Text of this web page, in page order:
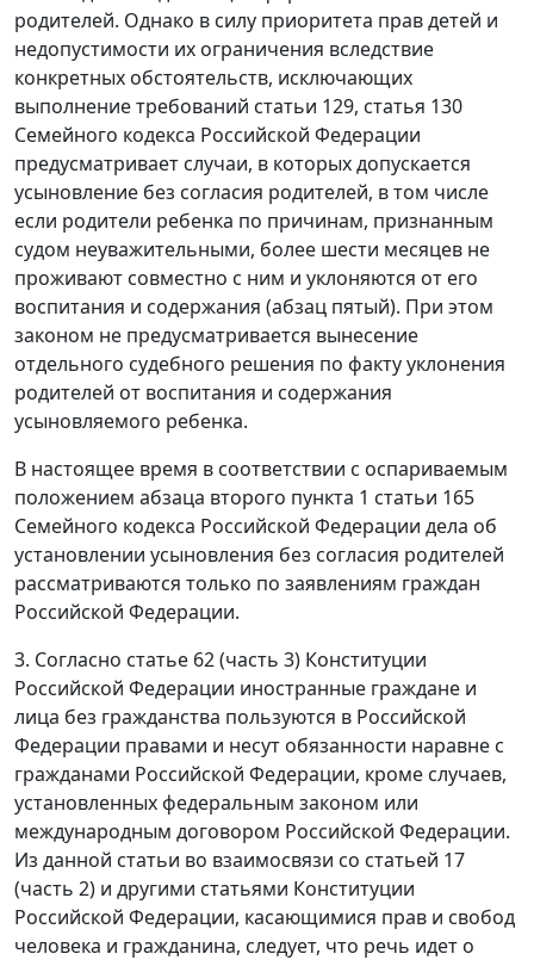
родителей. Однако в силу приоритета прав детей и
недопустимости их ограничения вследствие
конкретных обстоятельств, исключающих
выполнение требований статьи 129, статья 130
Семейного кодекса Российской Федерации
предусматривает случаи, в которых допускается
усыновление без согласия родителей, в том числе
если родители ребенка по причинам, признанным
судом неуважительными, более шести месяцев не
проживают совместно с ним и уклоняются от его
воспитания и содержания (абзац пятый). При этом
законом не предусматривается вынесение
отдельного судебного решения по факту уклонения
родителей от воспитания и содержания
усыновляемого ребенка.
В настоящее время в соответствии с оспариваемым
положением абзаца второго пункта 1 статьи 165
Семейного кодекса Российской Федерации дела об
установлении усыновления без согласия родителей
рассматриваются только по заявлениям граждан
Российской Федерации.
3. Согласно статье 62 (часть 3) Конституции
Российской Федерации иностранные граждане и
лица без гражданства пользуются в Российской
Федерации правами и несут обязанности наравне с
гражданами Российской Федерации, кроме случаев,
установленных федеральным законом или
международным договором Российской Федерации.
Из данной статьи во взаимосвязи со статьей 17
(часть 2) и другими статьями Конституции
Российской Федерации, касающимися прав и свобод
человека и гражданина, следует, что речь идет о